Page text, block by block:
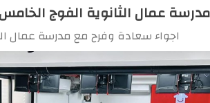
مدرسة عمال الثانوية الفوج الخامس
اجواء سعادة وفرح مع مدرسة عمال